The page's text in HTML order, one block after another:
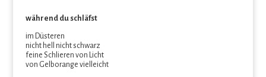
während du schläfst
im Düsteren
nicht hell nicht schwarz
feine Schlieren von Licht
von Gelborange vielleicht